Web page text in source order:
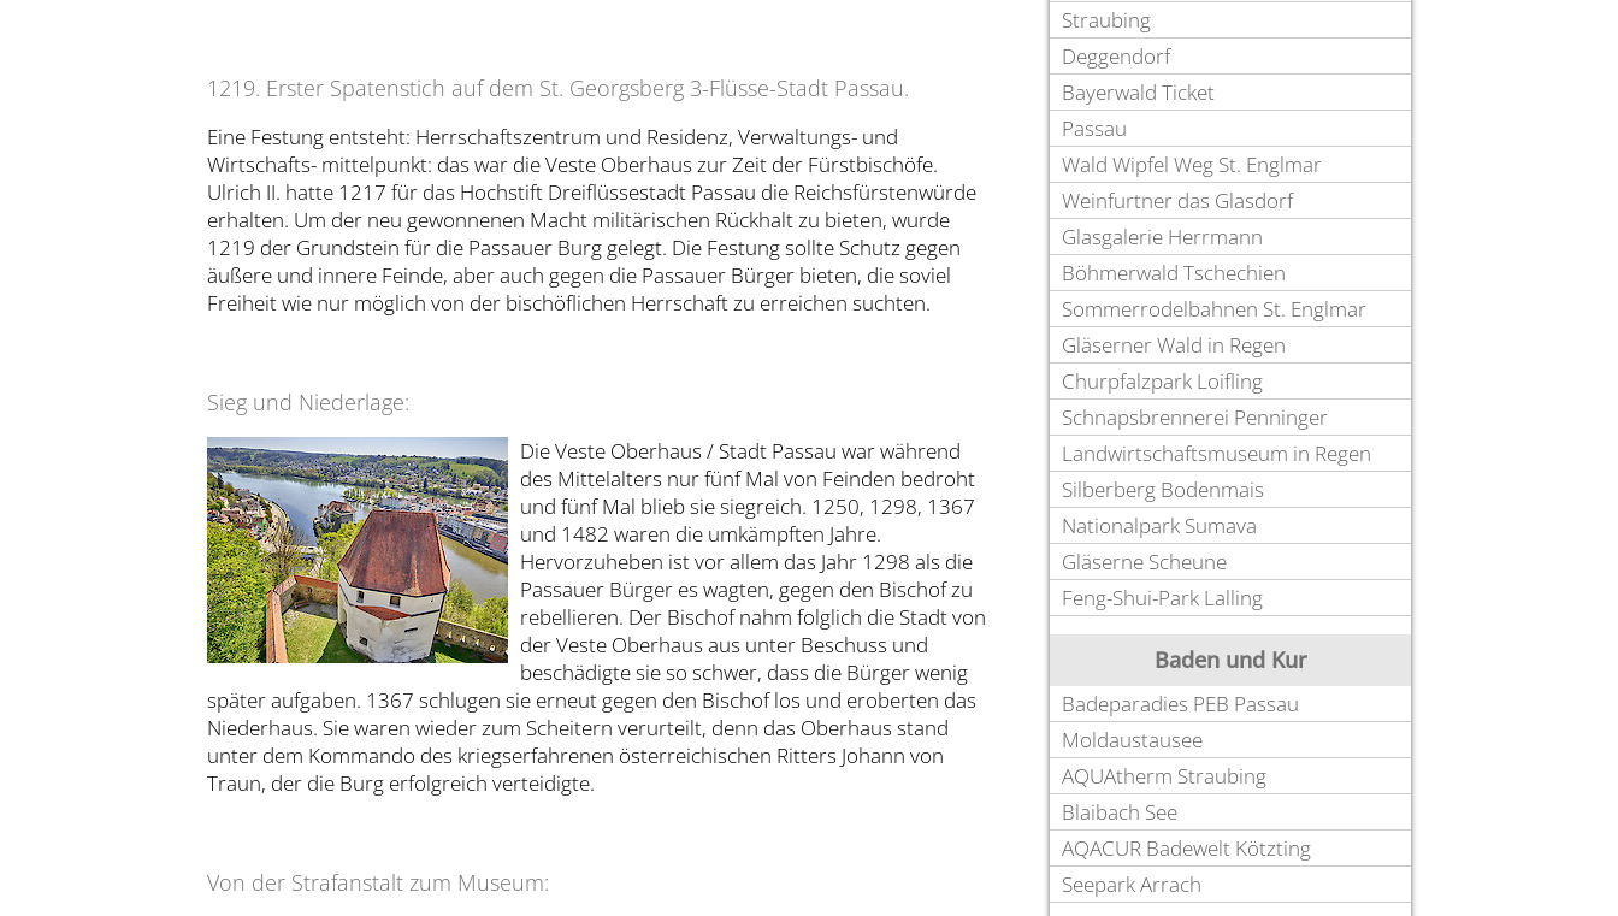
1219. Erster Spatenstich auf dem St. Georgsberg 3-Flüsse-Stadt Passau.
Eine Festung entsteht: Herrschaftszentrum und Residenz, Verwaltungs- und
Wirtschafts- mittelpunkt: das war die Veste Oberhaus zur Zeit der Fürstbischöfe.
Ulrich II. hatte 1217 für das Hochstift Dreiflüssestadt Passau die Reichsfürstenwürde
erhalten. Um der neu gewonnenen Macht militärischen Rückhalt zu bieten, wurde
1219 der Grundstein für die Passauer Burg gelegt. Die Festung sollte Schutz gegen
äußere und innere Feinde, aber auch gegen die Passauer Bürger bieten, die soviel
Freiheit wie nur möglich von der bischöflichen Herrschaft zu erreichen suchten.
Sieg und Niederlage:
Die Veste Oberhaus / Stadt Passau war während
des Mittelalters nur fünf Mal von Feinden bedroht
und fünf Mal blieb sie siegreich. 1250, 1298, 1367
und 1482 waren die umkämpften Jahre.
Hervorzuheben ist vor allem das Jahr 1298 als die
Passauer Bürger es wagten, gegen den Bischof zu
rebellieren. Der Bischof nahm folglich die Stadt von
der Veste Oberhaus aus unter Beschuss und
beschädigte sie so schwer, dass die Bürger wenig
später aufgaben. 1367 schlugen sie erneut gegen den Bischof los und eroberten das
Niederhaus. Sie waren wieder zum Scheitern verurteilt, denn das Oberhaus stand
unter dem Kommando des kriegserfahrenen österreichischen Ritters Johann von
Traun, der die Burg erfolgreich verteidigte.
Von der Strafanstalt zum Museum:
Straubing
Deggendorf
Bayerwald Ticket
Passau
Wald Wipfel Weg St. Englmar
Weinfurtner das Glasdorf
Glasgalerie Herrmann
Böhmerwald Tschechien
Sommerrodelbahnen St. Englmar
Gläserner Wald in Regen
Churpfalzpark Loifling
Schnapsbrennerei Penninger
Landwirtschaftsmuseum in Regen
Silberberg Bodenmais
Nationalpark Sumava
Gläserne Scheune
Feng-Shui-Park Lalling
Baden und Kur
Badeparadies PEB Passau
Moldaustausee
AQUAtherm Straubing
Blaibach See
AQACUR Badewelt Kötzting
Seepark Arrach